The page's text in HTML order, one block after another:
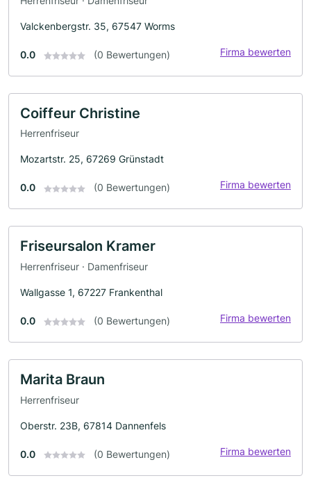
Valckenbergstr. 35, 67547 Worms
0.0 (0 Bewertungen) Firma bewerten
Coiffeur Christine
Herrenfriseur
Mozartstr. 25, 67269 Grünstadt
0.0 (0 Bewertungen) Firma bewerten
Friseursalon Kramer
Herrenfriseur · Damenfriseur
Wallgasse 1, 67227 Frankenthal
0.0 (0 Bewertungen) Firma bewerten
Marita Braun
Herrenfriseur
Oberstr. 23B, 67814 Dannenfels
0.0 (0 Bewertungen) Firma bewerten